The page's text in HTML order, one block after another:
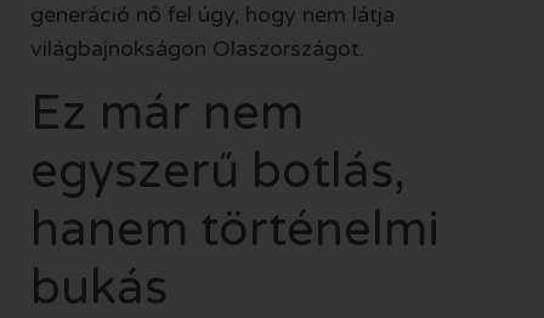
generáció nő fel úgy, hogy nem látja
világbajnokságon Olaszországot.
Ez már nem
egyszerű botlás,
hanem történelmi
bukás